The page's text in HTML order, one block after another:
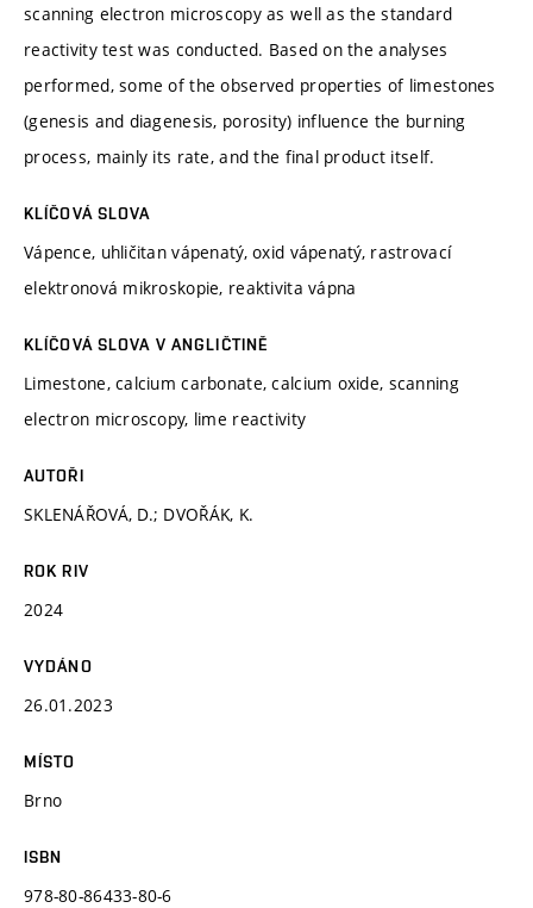
scanning electron microscopy as well as the standard
reactivity test was conducted. Based on the analyses
performed, some of the observed properties of limestones
(genesis and diagenesis, porosity) influence the burning
process, mainly its rate, and the final product itself.
KLÍČOVÁ SLOVA
Vápence, uhličitan vápenatý, oxid vápenatý, rastrovací
elektronová mikroskopie, reaktivita vápna
KLÍČOVÁ SLOVA V ANGLIČTINĚ
Limestone, calcium carbonate, calcium oxide, scanning
electron microscopy, lime reactivity
AUTOŘI
SKLENÁŘOVÁ, D.; DVOŘÁK, K.
ROK RIV
2024
VYDÁNO
26.01.2023
MÍSTO
Brno
ISBN
978-80-86433-80-6